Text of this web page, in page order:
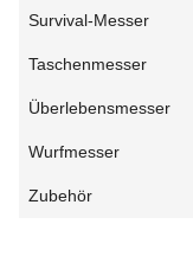
Survival-Messer
Taschenmesser
Überlebensmesser
Wurfmesser
Zubehör